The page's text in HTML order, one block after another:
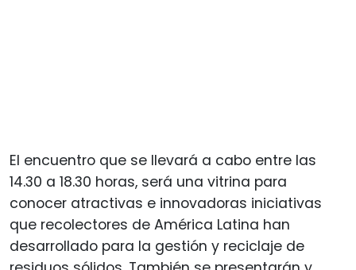
El encuentro que se llevará a cabo entre las
14.30 a 18.30 horas, será una vitrina para
conocer atractivas e innovadoras iniciativas
que recolectores de América Latina han
desarrollado para la gestión y reciclaje de